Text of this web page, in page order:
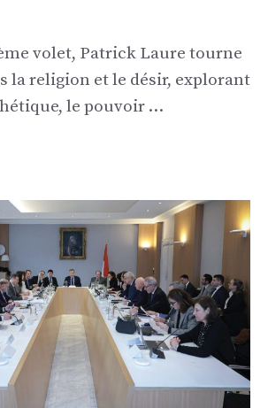
volet, Patrick Laure tourne
la religion et le désir, explorant
le pouvoir …